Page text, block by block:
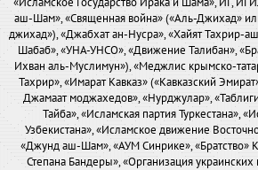
аш-Шам», «Священная война» («Аль-Джихад»
джихад»), «Джабхат ан-Нусра», «Хайят Тахрир-
Шабаб», «УНА-УНСО», «Движение Талибан»,
Ихван аль-Муслимун»), «Меджлис крымско-
Тахрир», «Имарат Кавказ» («Кавказский
Джамаат моджахедов», «Нурджулар»,
Тайба», «Исламская партия Туркестана»,
Узбекистана», «Исламское движение
«Джунд аш-Шам», «АУМ Синрике», «Братство»
Степана Бандеры», «Организация